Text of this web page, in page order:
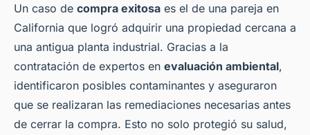
Un caso de compra exitosa es el de una pareja en
California que logró adquirir una propiedad cercana a
una antigua planta industrial. Gracias a la
contratación de expertos en evaluación ambiental,
identificaron posibles contaminantes y aseguraron
que se realizaran las remediaciones necesarias antes
de cerrar la compra. Esto no solo protegió su salud,